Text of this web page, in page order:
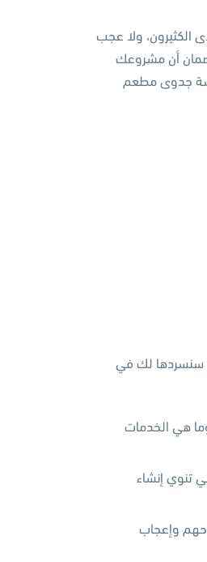
الكثيرون، ولا عجب
ضمان أن مشروعك
جدوى مطعم
سنسردها لك في
هي الخدمات
تنوي إنشاء
وإعجاب